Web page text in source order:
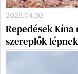
2026.04.30.
Repedések
szereplők